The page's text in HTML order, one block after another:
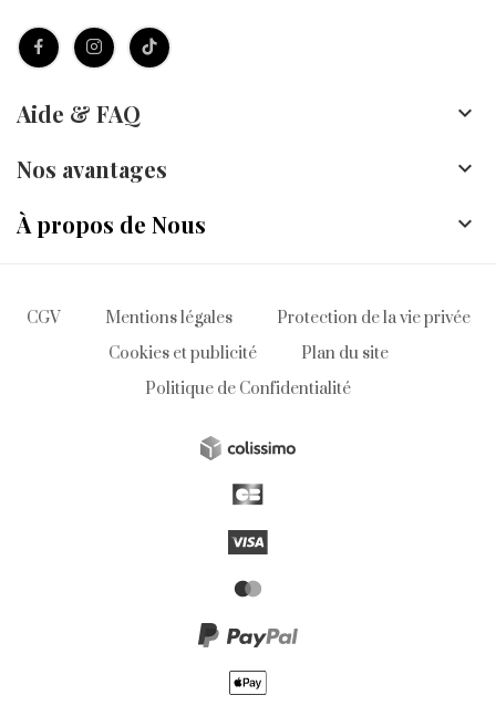
Aide & FAQ 
Nos avantages 
À propos de Nous 
CGV Mentions légales
Protection de la vie privée
Cookies et publicité
Plan du site
Politique de Confidentialité